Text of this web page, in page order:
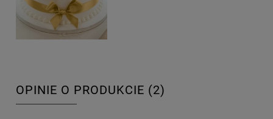
OPINIE O PRODUKCIE (2)